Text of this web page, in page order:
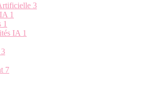
3
1
1
IA 1
3
7